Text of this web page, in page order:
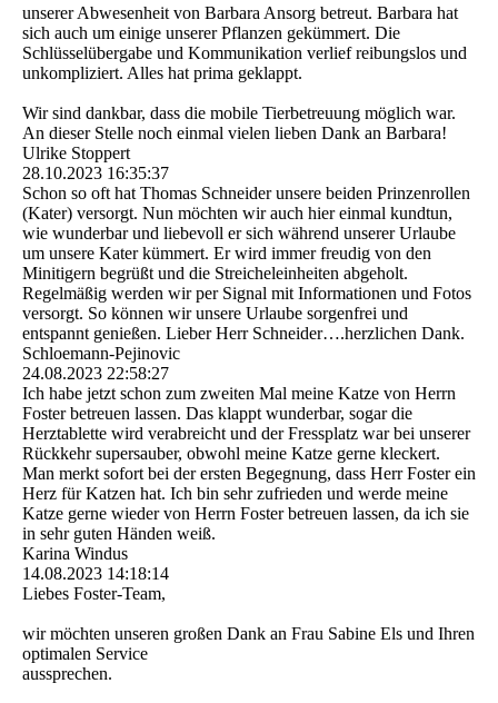
unserer Abwesenheit von Barbara Ansorg betreut. Barbara hat
sich auch um einige unserer Pflanzen gekümmert. Die
Schlüsselübergabe und Kommunikation verlief reibungslos und
unkompliziert. Alles hat prima geklappt.
Wir sind dankbar, dass die mobile Tierbetreuung möglich war.
An dieser Stelle noch einmal vielen lieben Dank an Barbara!
Ulrike Stoppert
28.10.2023 16:35:37
Schon so oft hat Thomas Schneider unsere beiden Prinzenrollen
(Kater) versorgt. Nun möchten wir auch hier einmal kundtun,
wie wunderbar und liebevoll er sich während unserer Urlaube
um unsere Kater kümmert. Er wird immer freudig von den
Minitigern begrüßt und die Streicheleinheiten abgeholt.
Regelmäßig werden wir per Signal mit Informationen und Fotos
versorgt. So können wir unsere Urlaube sorgenfrei und
entspannt genießen. Lieber Herr Schneider….herzlichen Dank.
Schloemann-Pejinovic
24.08.2023 22:58:27
Ich habe jetzt schon zum zweiten Mal meine Katze von Herrn
Foster betreuen lassen. Das klappt wunderbar, sogar die
Herztablette wird verabreicht und der Fressplatz war bei unserer
Rückkehr supersauber, obwohl meine Katze gerne kleckert.
Man merkt sofort bei der ersten Begegnung, dass Herr Foster ein
Herz für Katzen hat. Ich bin sehr zufrieden und werde meine
Katze gerne wieder von Herrn Foster betreuen lassen, da ich sie
in sehr guten Händen weiß.
Karina Windus
14.08.2023 14:18:14
Liebes Foster-Team,
wir möchten unseren großen Dank an Frau Sabine Els und Ihren
optimalen Service
aussprechen.